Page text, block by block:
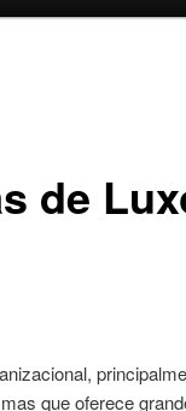
de
que oferece